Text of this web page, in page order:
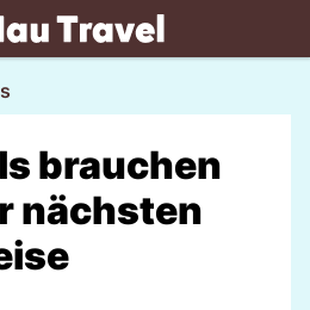
brauchen
nächsten